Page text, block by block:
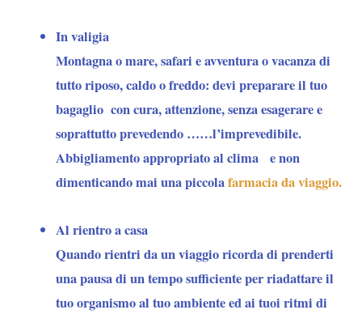
In valigia
Montagna o mare, safari e avventura o vacanza di
tutto riposo, caldo o freddo: devi preparare il tuo
bagaglio con cura, attenzione, senza esagerare e
soprattutto prevedendo ……l’imprevedibile.
Abbigliamento appropriato al clima e non
dimenticando mai una piccolafarmacia da viaggio.
Al rientro a casa
Quando rientri da un viaggio ricorda di prenderti
una pausa di un tempo sufficiente per riadattare il
tuo organismo al tuo ambiente ed ai tuoi ritmi di